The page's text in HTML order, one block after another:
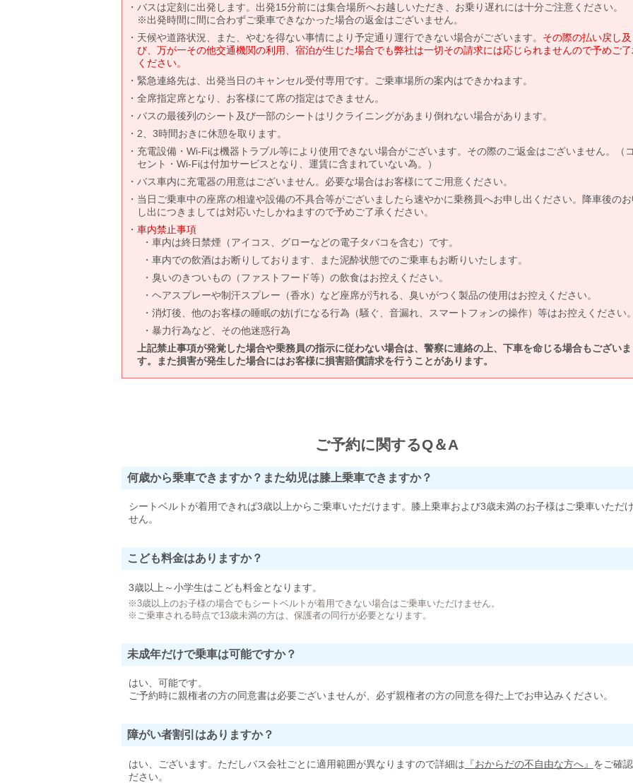
バスは定刻に出発します。出発15分前には集合場所へお越しいただき、お乗り遅れには十分ご注意ください。
※出発時間に間に合わずご乗車できなかった場合の返金はございません。
天候や道路状況、また、やむを得ない事情により予定通り運行できない場合がございます。 その際の払い戻し及
び、万が一その他交通機関の利用、宿泊が生じた場合でも弊社は一切その請求には応じられませんので予めご
ください。
緊急連絡先は、出発当日のキャンセル受付専用です。ご乗車場所の案内はできかねます。
全席指定席となり、お客様にて席の指定はできません。
バスの最後列のシート及び一部のシートはリクライニングがあまり倒れない場合があります。
2、3時間おきに休憩を取ります。
充電設備・Wi-Fiは機器トラブル等により使用できない場合がございます。その際のご返金はございません。（
セント・Wi-Fiは付加サービスとなり、運賃に含まれていない為。）
バス車内に充電器の用意はございません。必要な場合はお客様にてご用意ください。
当日ご乗車中の座席の相違や設備の不具合等がございましたら速やかに乗務員へお申し出ください。降車後の
し出につきましては対応いたしかねますので予めご了承ください。
車内禁止事項
車内は終日禁煙（アイコス、グローなどの電子タバコを含む）です。
車内での飲酒はお断りしております、また泥酔状態でのご乗車もお断りいたします。
臭いのきついもの（ファストフード等）の飲食はお控えください。
ヘアスプレーや制汗スプレー（香水）など座席が汚れる、臭いがつく製品の使用はお控えください。
消灯後、他のお客様の睡眠の妨げになる行為（騒ぐ、音漏れ、スマートフォンの操作）等はお控えください
暴力行為など、その他迷惑行為
上記禁止事項が発覚した場合や乗務員の指示に従わない場合は、警察に連絡の上、下車を命じる場合もございま
す。また損害が発生した場合にはお客様に損害賠償請求を行うことがあります。
ご予約に関するQ＆A
何歳から乗車できますか？また幼児は膝上乗車できますか？
シートベルトが着用できれば3歳以上からご乗車いただけます。膝上乗車および3歳未満のお子様はご乗車いただ
せん。
こども料金はありますか？
3歳以上～小学生はこども料金となります。
※3歳以上のお子様の場合でもシートベルトが着用できない場合はご乗車いただけません。
※ご乗車される時点で13歳未満の方は、保護者の同行が必要となります。
未成年だけで乗車は可能ですか？
はい、可能です。
ご予約時に親権者の方の同意書は必要ございませんが、必ず親権者の方の同意を得た上でお申込みください。
障がい者割引はありますか？
はい、ございます。ただしバス会社ごとに適用範囲が異なりますので詳細は 『おからだの不自由な方へ』 をご確
ださい。